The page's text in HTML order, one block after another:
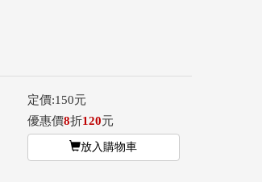
定價:150元
優惠價8折120元
放入購物車